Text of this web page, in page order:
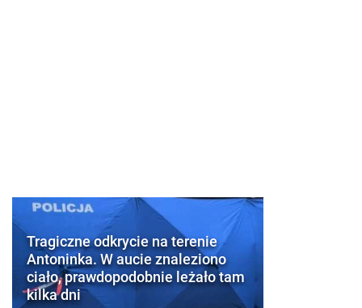
Tragiczne odkrycie na terenie
Antoninka. W aucie znaleziono
ciało, prawdopodobnie leżało tam
kilka dni